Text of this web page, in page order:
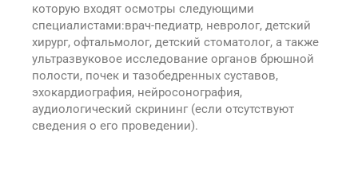
которую входят осмотры следующими
специалистами:врач-педиатр, невролог, детский
хирург, офтальмолог, детский стоматолог, а также
ультразвуковое исследование органов брюшной
полости, почек и тазобедренных суставов,
эхокардиография, нейросонография,
аудиологический скрининг (если отсутствуют
сведения о его проведении).